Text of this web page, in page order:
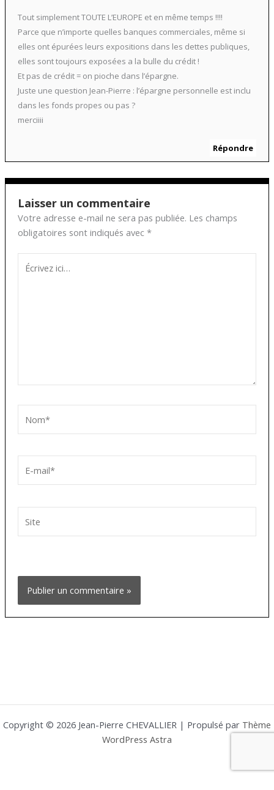
Tout simplement TOUTE L’EUROPE et en même temps !!!!
Parce que n’importe quelles banques commerciales, même si
elles ont épurées leurs expositions dans les dettes publiques,
elles sont toujours exposées a la bulle du crédit !
Et pas de crédit = on pioche dans l’épargne.
Juste une question Jean-Pierre : l’épargne personnelle est inclu
dans les fonds propes ou pas ?
merciiii
Répondre
Laisser un commentaire
Votre adresse e-mail ne sera pas publiée. Les champs
obligatoires sont indiqués avec *
Écrivez
ici…
mail*
Copyright © 2026 Jean-Pierre CHEVALLIER | Propulsé par Thème
WordPress Astra